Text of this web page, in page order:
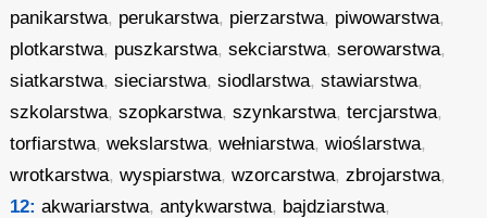
panikarstwa, perukarstwa, pierzarstwa, piwowarstwa,
plotkarstwa, puszkarstwa,sekciarstwa,serowarstwa,
siatkarstwa,sieciarstwa,siodlarstwa,stawiarstwa,
szkolarstwa,szopkarstwa,szynkarstwa,tercjarstwa,
torfiarstwa,wekslarstwa,wełniarstwa,wioślarstwa,
wrotkarstwa,wyspiarstwa,wzorcarstwa,zbrojarstwa,
12: akwariarstwa,antykwarstwa, bajdziarstwa,